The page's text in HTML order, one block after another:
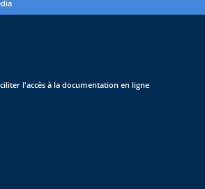
l'accès à la documentation en ligne